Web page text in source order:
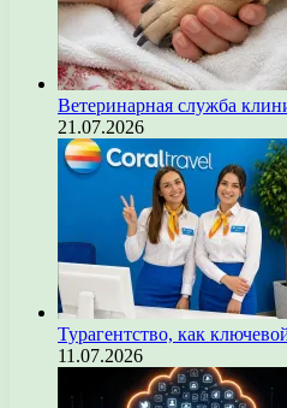
Ветеринарная служба
21.07.2026
Турагентство, как
11.07.2026